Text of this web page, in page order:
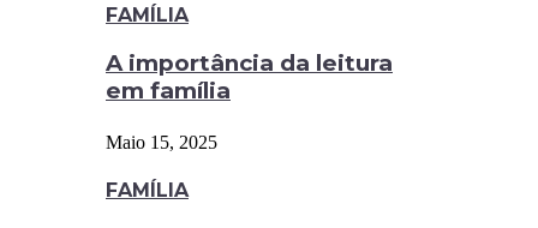
FAMÍLIA
A importância da leitura
em família
Maio 15, 2025
FAMÍLIA